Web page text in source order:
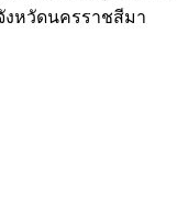
งหวัดนครราชสีมา